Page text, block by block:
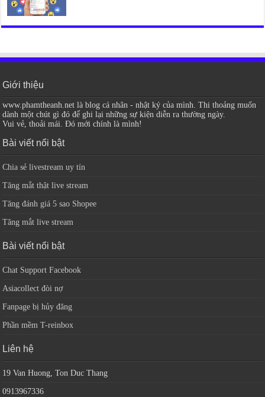
Giới thiệu
www.phamtheanh.net là blog cá nhân - nhật ký của mình. Thi thoảng muốn
dành một chút gì đó để ghi lại những sự kiện diễn ra thường ngày.
Vui vẻ, thoải mái. Đó mới chính là mình!
Bài viết nổi bật
Chia sẻ livestream uy tín
Tăng mắt thật live stream
Tăng đánh giá 5 sao Shopee
Tăng mắt live stream
Bài viết nổi bật
Chat Support Facebook
Asiacollect đòi nợ
Fanpage bị hủy đăng
Phần mềm T-reinbox
Liên hệ
19 Van Huong, Ton Duc Thang
0913967336